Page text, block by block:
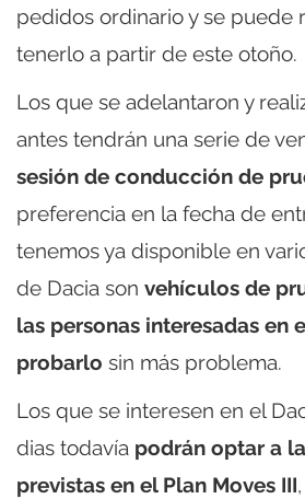
pedidos ordinario y se puede
tenerlo a partir de este otoño.
Los que se adelantaron y
antes tendrán una serie de
sesión de conducción de
preferencia en la fecha de
tenemos ya disponible en
de Dacia son vehículos de
las personas interesadas en
probarlo sin más problema.
Los que se interesen en el
dias todavía podrán optar a
previstas en el Plan Moves III